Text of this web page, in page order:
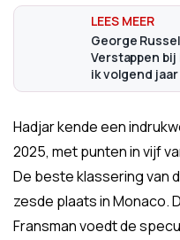
George
Verstappen
ik volgend
Hadjar kende een
2025, met punten in vijf
De beste klassering van
zesde plaats in Monaco.
Fransman voedt de